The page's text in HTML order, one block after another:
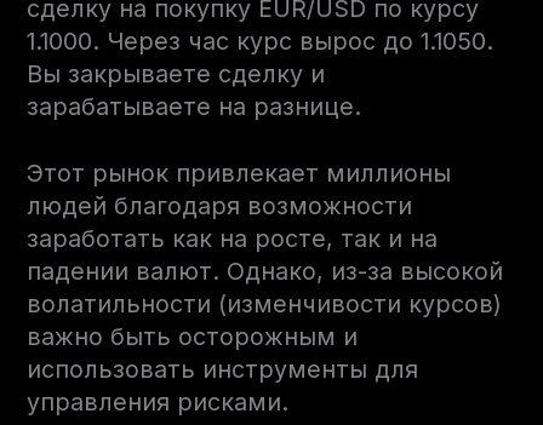
сделку на покупку EUR/USD по курсу
1.1000. Через час курс вырос до 1.1050.
Вы закрываете сделку и
зарабатываете на разнице.
Этот рынок привлекает миллионы
людей благодаря возможности
заработать как на росте, так и на
падении валют. Однако, из-за высокой
волатильности (изменчивости курсов)
важно быть осторожным и
использовать инструменты для
управления рисками.